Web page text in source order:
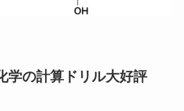
学の計算ドリル大好評